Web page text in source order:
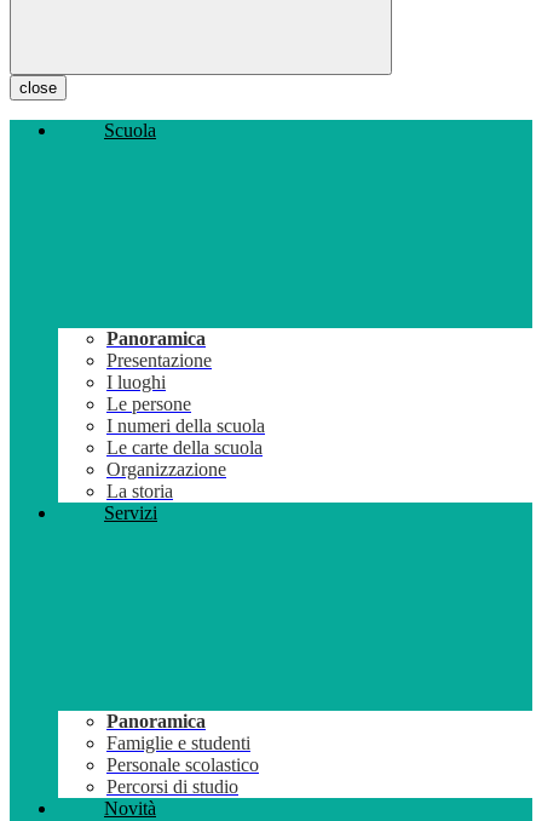
close
Scuola
Panoramica
Presentazione
I luoghi
Le persone
I numeri della scuola
Le carte della scuola
Organizzazione
La storia
Servizi
Panoramica
Famiglie e studenti
Personale scolastico
Percorsi di studio
Novità